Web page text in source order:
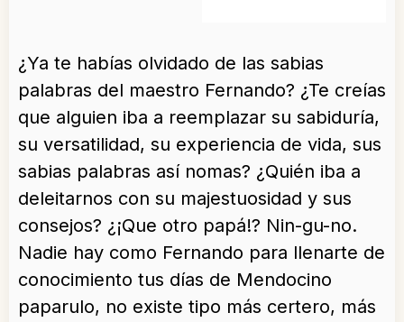
¿Ya te habías olvidado de las sabias
palabras del maestro Fernando? ¿Te creías
que alguien iba a reemplazar su sabiduría,
su versatilidad, su experiencia de vida, sus
sabias palabras así nomas? ¿Quién iba a
deleitarnos con su majestuosidad y sus
consejos? ¿¡Que otro papá!? Nin-gu-no.
Nadie hay como Fernando para llenarte de
conocimiento tus días de Mendocino
paparulo, no existe tipo más certero, más